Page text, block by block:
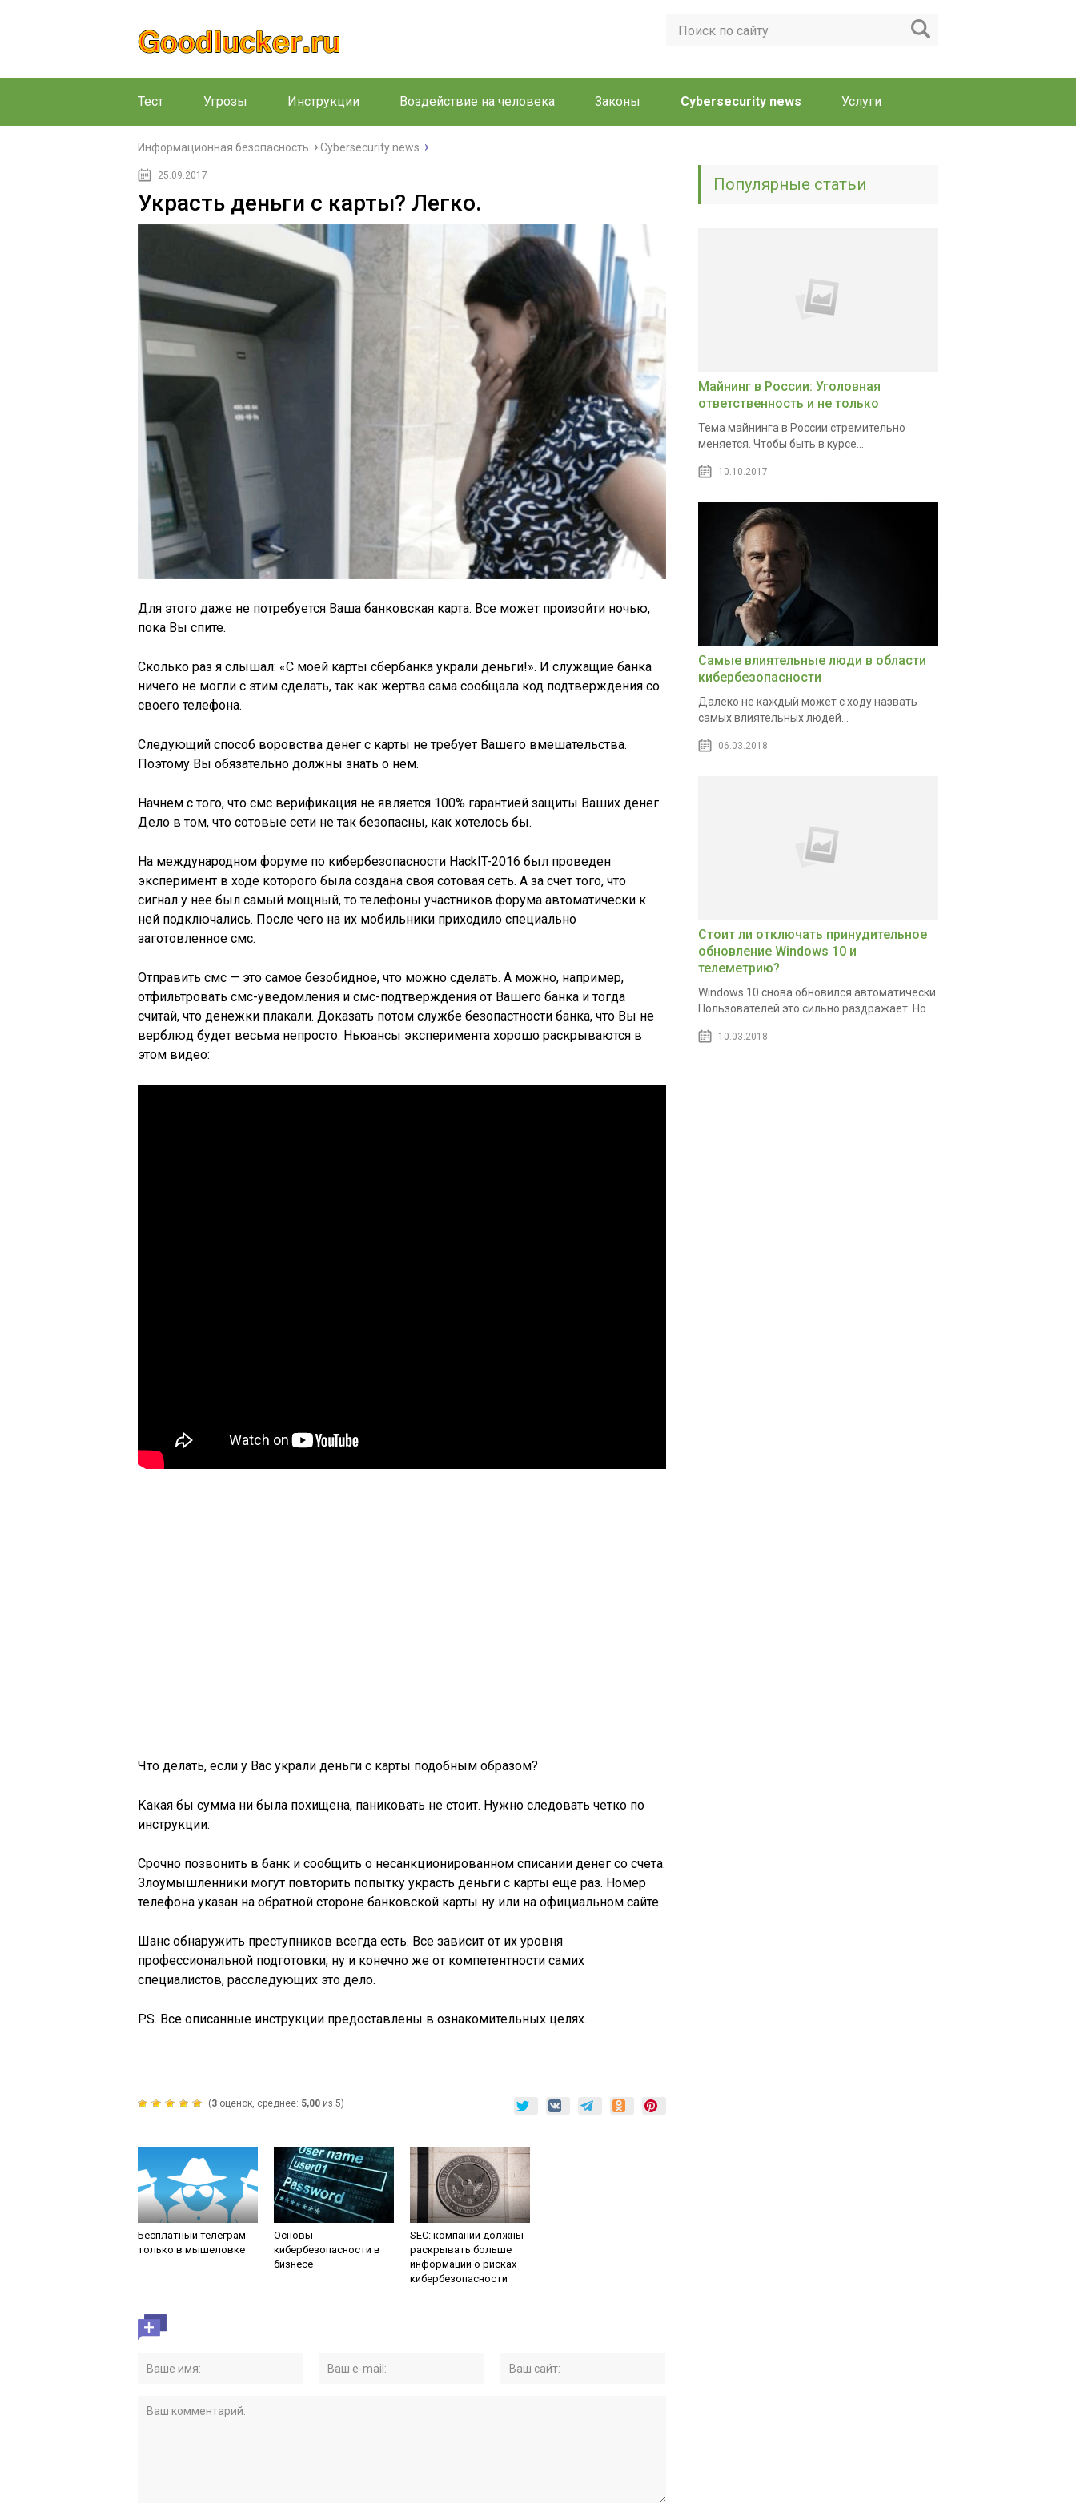
Тест Угрозы Инструкции Воздействие на человека Законы Cybersecurity news Услуги
Информационная безопасность Cybersecurity news
25.09.2017
Украсть деньги с карты? Легко.
Для этого даже не потребуется Ваша банковская карта. Все может произойти ночью,
пока Вы спите.
Сколько раз я слышал: «С моей карты сбербанка украли деньги!». И служащие банка
ничего не могли с этим сделать, так как жертва сама сообщала код подтверждения со
своего телефона.
Следующий способ воровства денег с карты не требует Вашего вмешательства.
Поэтому Вы обязательно должны знать о нем.
Начнем с того, что смс верификация не является 100% гарантией защиты Ваших денег.
Дело в том, что сотовые сети не так безопасны, как хотелось бы.
На международном форуме по кибербезопасности HackIT-2016 был проведен
эксперимент в ходе которого была создана своя сотовая сеть. А за счет того, что
сигнал у нее был самый мощный, то телефоны участников форума автоматически к
ней подключались. После чего на их мобильники приходило специально
заготовленное смс.
Отправить смс — это самое безобидное, что можно сделать. А можно, например,
отфильтровать смс-уведомления и смс-подтверждения от Вашего банка и тогда
считай, что денежки плакали. Доказать потом службе безопастности банка, что Вы не
верблюд будет весьма непросто. Ньюансы эксперимента хорошо раскрываются в
этом видео:
Что делать, если у Вас украли деньги с карты подобным образом?
Какая бы сумма ни была похищена, паниковать не стоит. Нужно следовать четко по
инструкции:
Срочно позвонить в банк и сообщить о несанкционированном списании денег со счета.
Злоумышленники могут повторить попытку украсть деньги с карты еще раз. Номер
телефона указан на обратной стороне банковской карты ну или на официальном сайте.
Шанс обнаружить преступников всегда есть. Все зависит от их уровня
профессиональной подготовки, ну и конечно же от компетентности самих
специалистов, расследующих это дело.
P.S. Все описанные инструкции предоставлены в ознакомительных целях.
(3 оценок, среднее: 5,00 из 5)
Бесплатный телеграм
только в мышеловке
Основы
кибербезопасности в
бизнесе
SEC: компании должны
раскрывать больше
информации о рисках
кибербезопасности
Популярные статьи
Майнинг в России: Уголовная
ответственность и не только
Тема майнинга в России стремительно
меняется. Чтобы быть в курсе...
10.10.2017
Самые влиятельные люди в области
кибербезопасности
Далеко не каждый может с ходу назвать
самых влиятельных людей...
06.03.2018
Стоит ли отключать принудительное
обновление Windows 10 и
телеметрию?
Windows 10 снова обновился автоматически.
Пользователей это сильно раздражает. Но...
10.03.2018